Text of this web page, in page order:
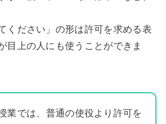
ください」の形は許可を求める表
目上の人にも使うことができま
業では、普通の使役より許可を